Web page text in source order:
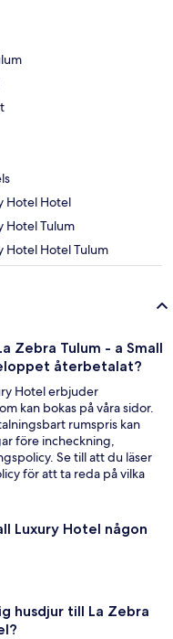
Hotel Hotel
Hotel Tulum
Hotel Hotel Tulum
Zebra Tulum - a Small
återbetalat?
Hotel erbjuder
kan bokas på våra sidor.
rumspris kan
före incheckning,
Se till att du läser
för att ta reda på vilka
Luxury Hotel någon
husdjur till La Zebra